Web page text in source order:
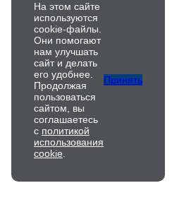
На этом сайте
используются
cookie-файлы.
Они помогают
нам улучшать
сайт и делать
его удобнее.
Продолжая
пользоваться
сайтом, вы
соглашаетесь
с политикой
использования
cookie
Принять